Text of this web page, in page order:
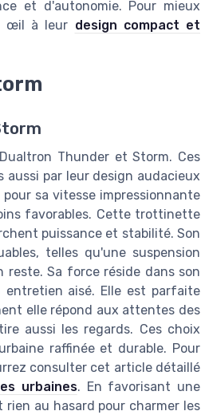
et d'autonomie. Pour mieux
œil à leur design compact et
Thunder et Storm. Ces
par leur design audacieux
sa vitesse impressionnante
favorables. Cette trottinette
puissance et stabilité. Son
telles qu'une suspension
reste. Sa force réside dans son
entretien aisé. Elle est parfaite
elle répond aux attentes des
aussi les regards. Ces choix
raffinée et durable. Pour
consulter cet article détaillé
urbaines. En favorisant une
au hasard pour charmer les